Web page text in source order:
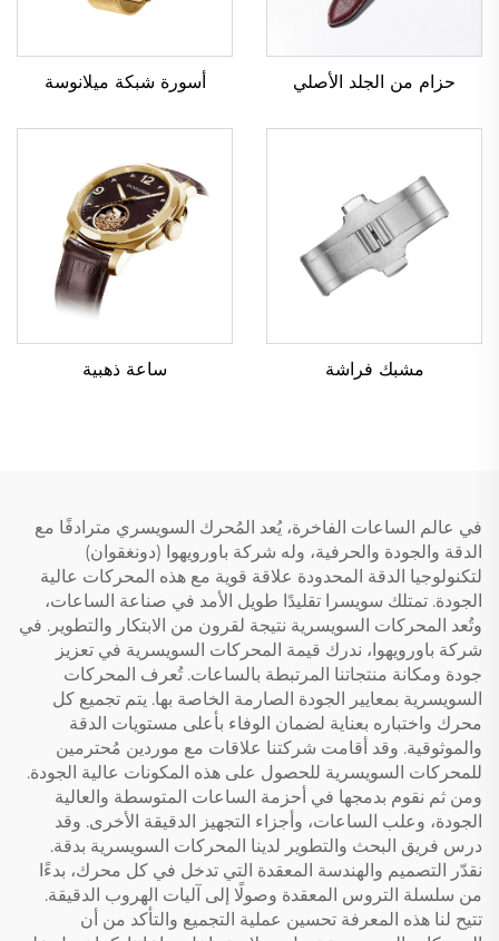
حزام من الجلد الأصلي أسورة شبكة ميلانوسة
مشبك فراشة ساعة ذهبية
في عالم الساعات الفاخرة، يُعد المُحرك السويسري مترادفًا مع
الدقة والجودة والحرفية، وله شركة باورويهوا (دونغقوان)
لتكنولوجيا الدقة المحدودة علاقة قوية مع هذه المحركات عالية
الجودة. تمتلك سويسرا تقليدًا طويل الأمد في صناعة الساعات،
وتُعد المحركات السويسرية نتيجة لقرون من الابتكار والتطوير. في
شركة باورويهوا، ندرك قيمة المحركات السويسرية في تعزيز
جودة ومكانة منتجاتنا المرتبطة بالساعات. تُعرف المحركات
السويسرية بمعايير الجودة الصارمة الخاصة بها. يتم تجميع كل
محرك واختباره بعناية لضمان الوفاء بأعلى مستويات الدقة
والموثوقية. وقد أقامت شركتنا علاقات مع موردين مُحترمين
للمحركات السويسرية للحصول على هذه المكونات عالية الجودة.
ومن ثم نقوم بدمجها في أحزمة الساعات المتوسطة والعالية
الجودة، وعلب الساعات، وأجزاء التجهيز الدقيقة الأخرى. وقد
درس فريق البحث والتطوير لدينا المحركات السويسرية بدقة.
نقدّر التصميم والهندسة المعقدة التي تدخل في كل محرك، بدءًا
من سلسلة التروس المعقدة وصولًا إلى آليات الهروب الدقيقة.
تتيح لنا هذه المعرفة تحسين عملية التجميع والتأكد من أن